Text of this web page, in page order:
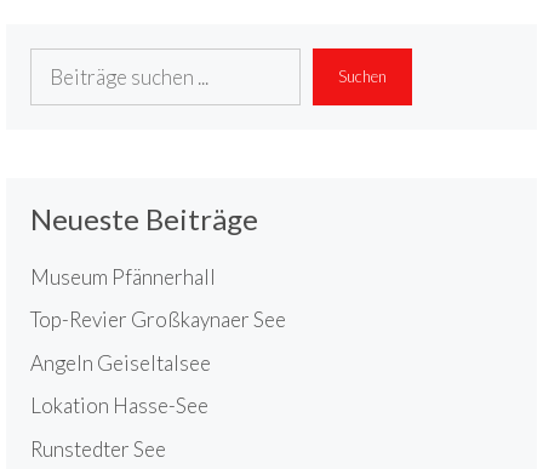
Suchen Suchen
Neueste Beiträge
Museum Pfännerhall
Top-Revier Großkaynaer See
Angeln Geiseltalsee
Lokation Hasse-See
Runstedter See